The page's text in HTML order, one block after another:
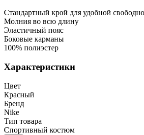
Стандартный крой для удобной
Молния во всю длину
Эластичный пояс
Боковые карманы
100% полиэстер
Характеристики
Цвет
Красный
Бренд
Nike
Тип товара
Спортивный костюм